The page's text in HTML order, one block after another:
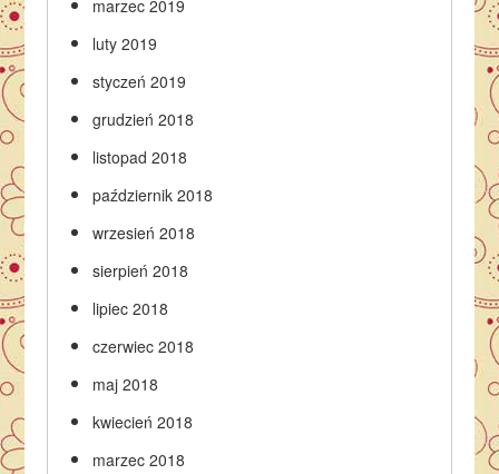
marzec 2019
luty 2019
styczeń 2019
grudzień 2018
listopad 2018
październik 2018
wrzesień 2018
sierpień 2018
lipiec 2018
czerwiec 2018
maj 2018
kwiecień 2018
marzec 2018